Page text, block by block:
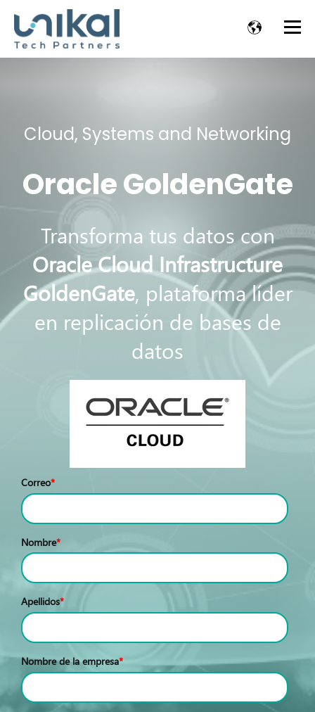
Cloud, Systems and Networking
Oracle GoldenGate
Transforma tus datos con
Oracle Cloud Infrastructure
GoldenGate, plataforma líder
en replicación de bases de
datos
Correo*
Nombre*
Apellidos*
Nombre de la empresa*